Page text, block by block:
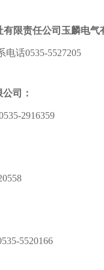
限责任公司玉麟电气
电话0535-5527205
司：
2916359
5520166